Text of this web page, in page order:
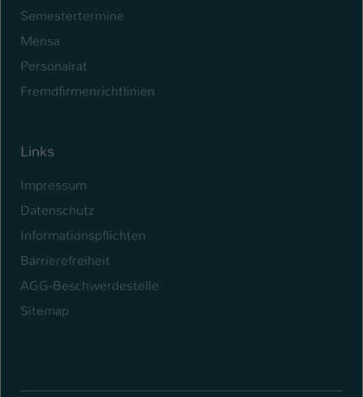
Semestertermine
Mensa
Personalrat
Fremdfirmenrichtlinien
Links
Impressum
Datenschutz
Informationspflichten
Barrierefreiheit
AGG-Beschwerdestelle
Sitemap